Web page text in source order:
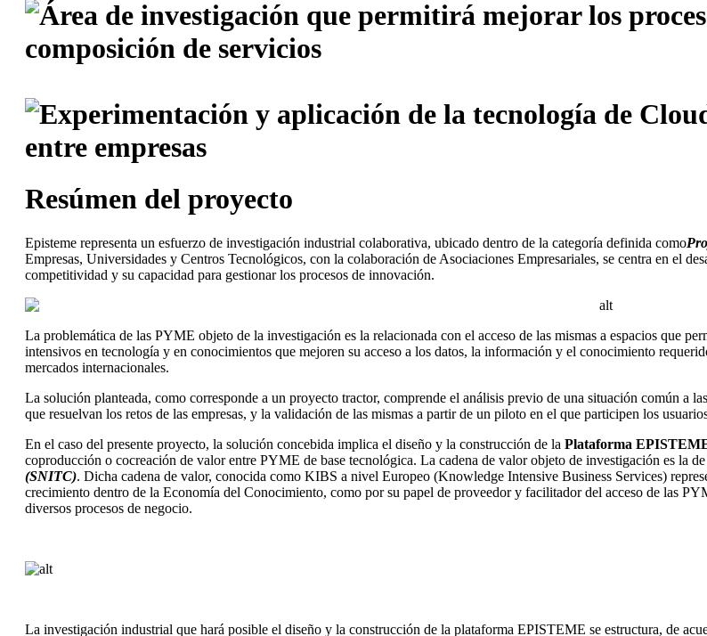
Resúmen del proyecto
Episteme representa un esfuerzo de investigación industrial colaborativa, ubicado dentro de la categoría definida como
Empresas, Universidades y Centros Tecnológicos, con la colaboración de Asociaciones Empresariales, se centra en el
competitividad y su capacidad para gestionar los procesos de innovación.
La problemática de las PYME objeto de la investigación es la relacionada con el acceso de las mismas a espacios que
intensivos en tecnología y en conocimientos que mejoren su acceso a los datos, la información y el conocimiento
mercados internacionales.
La solución planteada, como corresponde a un proyecto tractor, comprende el análisis previo de una situación común a
que resuelvan los retos de las empresas, y la validación de las mismas a partir de un piloto en el que participen los
En el caso del presente proyecto, la solución concebida implica el diseño y la construcción de la Plataforma
coproducción o cocreación de valor entre PYME de base tecnológica. La cadena de valor objeto de investigación es la
(SNITC). Dicha cadena de valor, conocida como KIBS a nivel Europeo (Knowledge Intensive Business Services)
crecimiento dentro de la Economía del Conocimiento, como por su papel de proveedor y facilitador del acceso de las
diversos procesos de negocio.
La investigación industrial que hará posible el diseño y la construcción de la plataforma EPISTEME se estructura, de